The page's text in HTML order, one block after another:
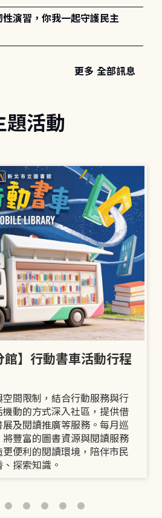
性演習，你我一起守護民主
更多 全部訊息
題活動
館】行動書車活動行程
間限制，結合行動服務與行
動的方式深入社區，提供借
及閱讀推廣等服務。每月巡
豐富的圖書資源與閱讀服務
便利的閱讀環境，陪伴市民
探索知識。